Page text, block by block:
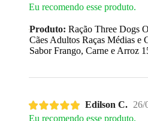
Eu recomendo esse produto.
Produto: Ração Three Dogs
Cães Adultos Raças Médias e
Sabor Frango, Carne e Arroz
Edilson C. 26/
Eu recomendo esse produto.